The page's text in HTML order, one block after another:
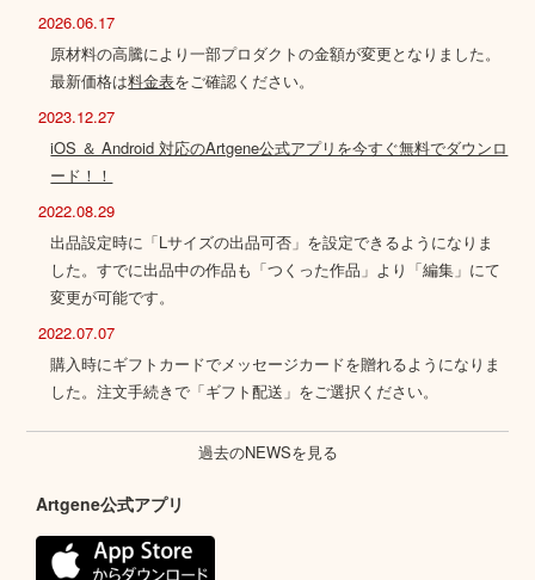
2026.06.17
原材料の高騰により一部プロダクトの金額が変更となりました。
最新価格は料金表をご確認ください。
2023.12.27
iOS ＆ Android 対応のArtgene公式アプリを今すぐ無料でダウンロ
ード！！
2022.08.29
出品設定時に「Lサイズの出品可否」を設定できるようになりま
した。すでに出品中の作品も「つくった作品」より「編集」にて
変更が可能です。
2022.07.07
購入時にギフトカードでメッセージカードを贈れるようになりま
した。注文手続きで「ギフト配送」をご選択ください。
過去のNEWSを見る
Artgene公式アプリ